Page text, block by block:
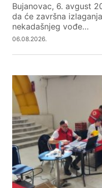
Bujanovac, 6. avgust
da će završna
nekadašnjeg vođe…
06.08.2026.